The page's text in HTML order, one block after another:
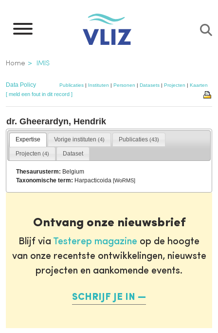
naar
inhoud
gaan
Kruimelpad
Home IMIS
Data Policy Publicaties| Instituten | Personen | Datasets| Projecten | Kaarten
[ meld een fout in dit record ]
dr. Gheerardyn, Hendrik
Expertise Vorige instituten(4) Publicaties (43)
Projecten (4) Dataset
Thesaurusterm: Belgium
Taxonomische term: Harpacticoida[WoRMS]
Ontvang onze nieuwsbrief
Blijf via Testerep magazine op de hoogte
van onze recentste ontwikkelingen, nieuwste
projecten en aankomende events.
SCHRIJF JE IN